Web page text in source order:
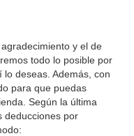
y el de
todo lo posible por
deseas. Además, con
para que puedas
Según la última
deducciones por